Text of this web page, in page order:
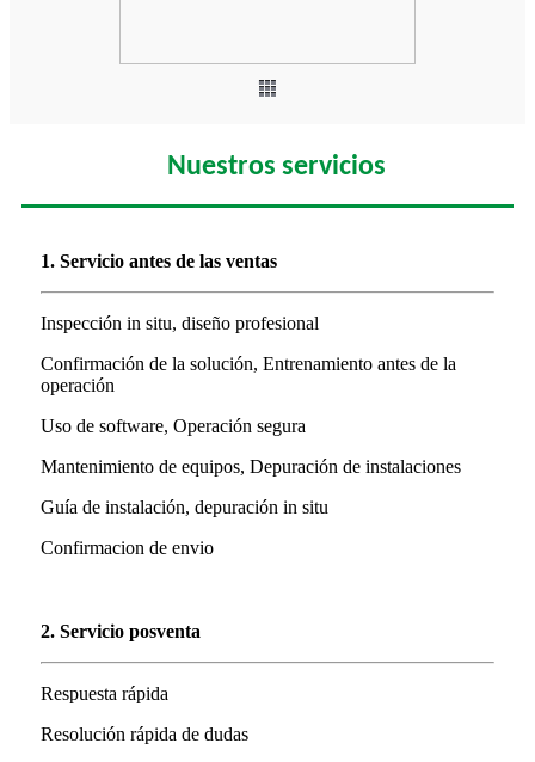
Nuestros servicios
1. Servicio antes de las ventas
Inspección in situ, diseño profesional
Confirmación de la solución, Entrenamiento antes de la
operación
Uso de software, Operación segura
Mantenimiento de equipos, Depuración de instalaciones
Guía de instalación, depuración in situ
Confirmacion de envio
2. Servicio posventa
Respuesta rápida
Resolución rápida de dudas